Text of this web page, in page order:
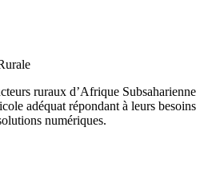
ruraux d’Afrique Subsaharienne
adéquat répondant à leurs besoins
numériques.